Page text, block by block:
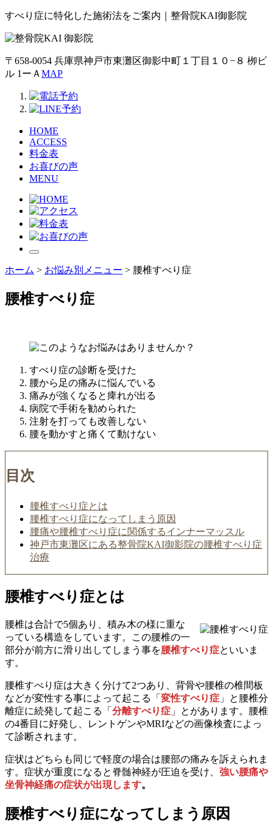
すべり症に特化した施術法をご案内｜整骨院KAI御影院
〒658-0054 兵庫県神戸市東灘区御影中町１丁目１０−８ 栁ビ
ル 1ーＡ MAP
HOME
ACCESS
料金表
お喜びの声
MENU
ホーム > お悩み別メニュー > 腰椎すべり症
腰椎すべり症
すべり症の診断を受けた
腰から足の痛みに悩んでいる
痛みが強くなると痺れが出る
病院で手術を勧められた
注射を打っても改善しない
腰を動かすと痛くて動けない
目次
腰椎すべり症とは
腰椎すべり症になってしまう原因
腰痛や腰椎すべり症に関係するインナーマッスル
神戸市東灘区にある整骨院KAI御影院の腰椎すべり症
治療
腰椎すべり症とは
腰椎は合計で5個あり、積み木の様に重な
っている構造をしています。この腰椎の一
部分が前方に滑り出してしまう事を腰椎すべり症といいま
す。
腰椎すべり症は大きく分けて2つあり、背骨や腰椎の椎間板
などが変性する事によって起こる「 変性すべり症 」と腰椎分
離症に続発して起こる「 分離すべり症 」とがあります。腰椎
の4番目に好発し、レントゲンやMRIなどの画像検査によっ
て診断されます。
症状はどちらも同じで軽度の場合は腰部の痛みを訴えられま
す。症状が重度になると脊髄神経が圧迫を受け、 強い腰痛や
坐骨神経痛の症状が出現します。
腰椎すべり症になってしまう原因